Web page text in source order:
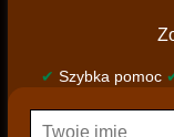
✔ Szybka pomoc